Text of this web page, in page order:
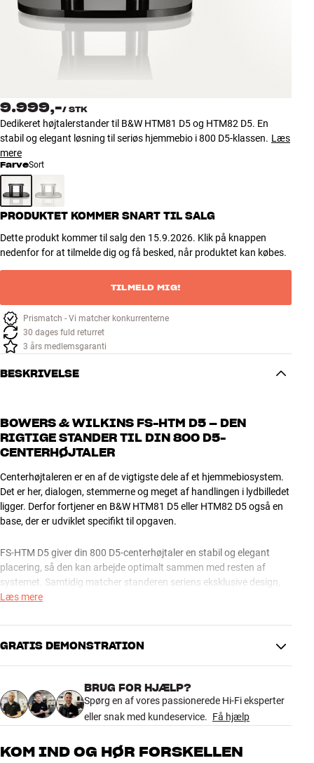
Tilbehør
NYHEDER
Find Butik
Kundeservice
Log ind
Kundeservice
Byg med Lyd
9.999,-/ STK
Dedikeret højtalerstander til B&W HTM81 D5 og HTM82 D5. En
stabil og elegant løsning til seriøs hjemmebio i 800 D5-klassen. Læs
mere
FarveSort
PRODUKTET KOMMER SNART TIL SALG
Dette produkt kommer til salg den 15.9.2026. Klik på knappen
nedenfor for at tilmelde dig og få besked, når produktet kan købes.
TILMELD MIG!
Prismatch - Vi matcher konkurrenterne
30 dages fuld returret
3 års medlemsgaranti
BESKRIVELSE
BOWERS & WILKINS FS-HTM D5 – DEN
RIGTIGE STANDER TIL DIN 800 D5-
CENTERHØJTALER
Centerhøjtaleren er en af de vigtigste dele af et hjemmebiosystem.
Det er her, dialogen, stemmerne og meget af handlingen i lydbilledet
ligger. Derfor fortjener en B&W HTM81 D5 eller HTM82 D5 også en
base, der er udviklet specifikt til opgaven.
FS-HTM D5 giver din 800 D5-centerhøjtaler en stabil og elegant
placering, så den kan arbejde optimalt sammen med resten af
systemet. Samtidig matcher standeren seriens eksklusive design,
så hele hjemmebioopsætningen fremstår lige så helstøbt visuelt,
Glæd dig til september, hvor vi lancerer 800 Series Diamond D5 for
De nye 800 Series Diamond D5 kan opleves fra 15. september i
følgende HiFi Klubben butikker:
Mere fra Bowers & Wilkins
Læs mere
GRATIS DEMONSTRATION
BRUG FOR HJÆLP?
Spørg en af vores passionerede Hi-Fi eksperter
eller snak med kundeservice. Få hjælp
KOM IND OG HØR FORSKELLEN